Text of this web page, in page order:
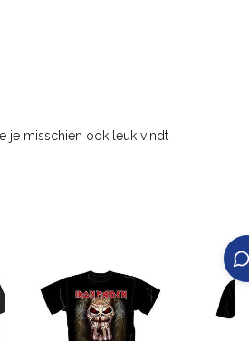
je misschien ook leuk vindt